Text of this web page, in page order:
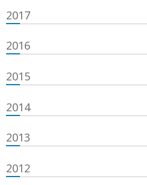
2017
2016
2015
2014
2013
2012